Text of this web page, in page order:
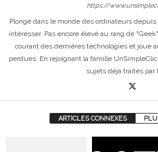
https://
Plongé dans le monde des ordinateurs
intéresser. Pas encore élevé au rang de
courant des dernières technologies et joue
perdues. En rejoignant la famille
sujets déjà traités par
ARTICLES CONNEXES